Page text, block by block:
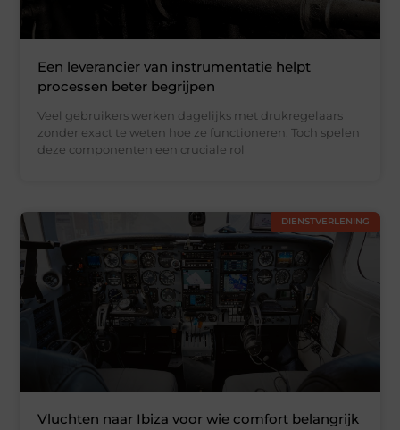
Een leverancier van instrumentatie helpt
processen beter begrijpen
Veel gebruikers werken dagelijks met drukregelaars
zonder exact te weten hoe ze functioneren. Toch spelen
deze componenten een cruciale rol
DIENSTVERLENING
Vluchten naar Ibiza voor wie comfort belangrijk